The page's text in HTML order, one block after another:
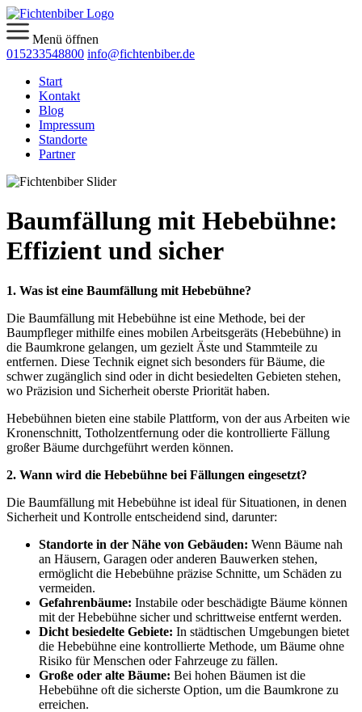
Menü öffnen
015233548800 info@fichtenbiber.de
Start
Kontakt
Blog
Impressum
Standorte
Partner
Baumfällung mit Hebebühne:
Effizient und sicher
1. Was ist eine Baumfällung mit Hebebühne?
Die Baumfällung mit Hebebühne ist eine Methode, bei der
Baumpfleger mithilfe eines mobilen Arbeitsgeräts (Hebebühne) in
die Baumkrone gelangen, um gezielt Äste und Stammteile zu
entfernen. Diese Technik eignet sich besonders für Bäume, die
schwer zugänglich sind oder in dicht besiedelten Gebieten stehen,
wo Präzision und Sicherheit oberste Priorität haben.
Hebebühnen bieten eine stabile Plattform, von der aus Arbeiten wie
Kronenschnitt, Totholzentfernung oder die kontrollierte Fällung
großer Bäume durchgeführt werden können.
2. Wann wird die Hebebühne bei Fällungen eingesetzt?
Die Baumfällung mit Hebebühne ist ideal für Situationen, in denen
Sicherheit und Kontrolle entscheidend sind, darunter:
Standorte in der Nähe von Gebäuden: Wenn Bäume nah
an Häusern, Garagen oder anderen Bauwerken stehen,
ermöglicht die Hebebühne präzise Schnitte, um Schäden zu
vermeiden.
Gefahrenbäume: Instabile oder beschädigte Bäume können
mit der Hebebühne sicher und schrittweise entfernt werden.
Dicht besiedelte Gebiete: In städtischen Umgebungen bietet
die Hebebühne eine kontrollierte Methode, um Bäume ohne
Risiko für Menschen oder Fahrzeuge zu fällen.
Große oder alte Bäume: Bei hohen Bäumen ist die
Hebebühne oft die sicherste Option, um die Baumkrone zu
erreichen.